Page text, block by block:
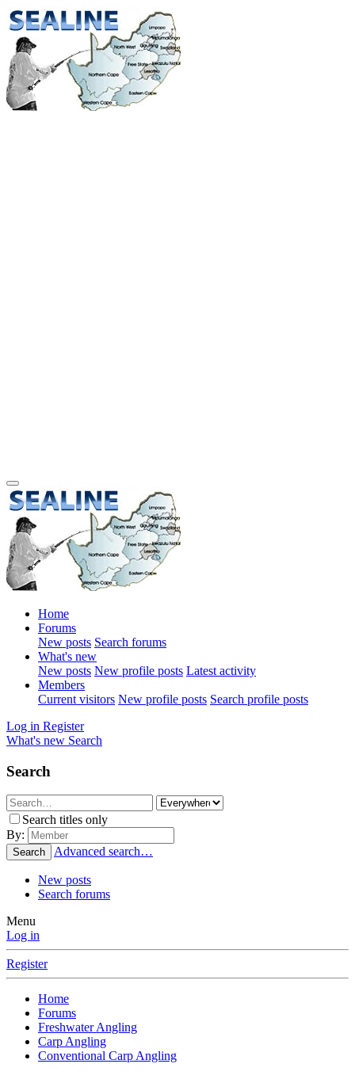
Home
Forums
New posts Search forums
What's new
New posts New profile posts Latest activity
Members
Current visitors New profile posts Search profile posts
Log in Register
What's new Search
Search
Search titles only
By:
Search Advanced search…
New posts
Search forums
Menu
Log in
Register
Home
Forums
Freshwater Angling
Carp Angling
Conventional Carp Angling